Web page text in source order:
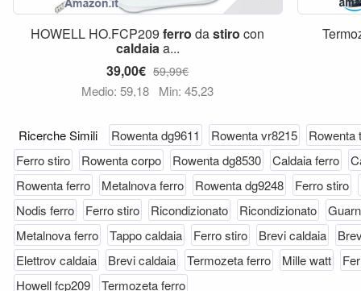
HOWELL HO.FCP209ferro dastiro con
caldaiaa...
39,00€ 59,99€
Medio: 59,18 Min: 45,23
Ricerche Simili Rowenta dg9611 Rowenta vr8215
Rowenta
Ferro stiro
Rowenta corpo Rowenta dg8530 Caldaia ferro
Rowenta ferro
Metalnova ferro Rowenta dg9248 Ferro stiro
Nodis ferro
Ferro stiro Ricondizionato Ricondizionato
Metalnova ferro
Tappo caldaia Ferro stiro Brevi caldaia
Elettrov caldaia
Brevi caldaia Termozeta ferro Mille watt
Howell fcp209
Termozeta ferro